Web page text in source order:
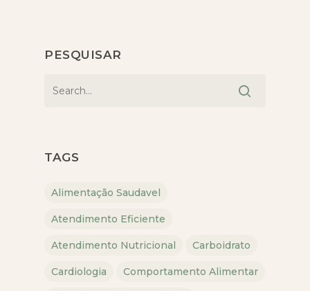
PESQUISAR
TAGS
Alimentação Saudavel
Atendimento Eficiente
Atendimento Nutricional Carboidrato
Cardiologia Comportamento Alimentar